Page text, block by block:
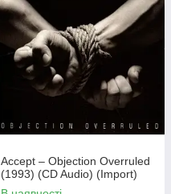
Accept – Objection Overruled
(1993) (CD Audio) (Import)